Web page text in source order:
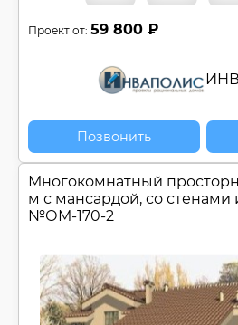
Проект от: 59 800 ₽
Позвонить
Многокомнатный
м с мансардой, со стенами
№ОМ-170-2